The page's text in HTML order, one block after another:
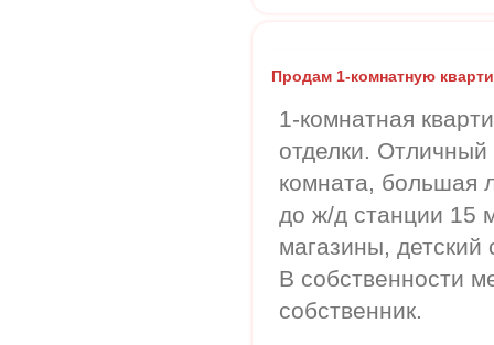
Продам 1-комнатную
1-комнатная
отделки.
комната, большая
до ж/д станции 15
магазины, детский
В собственности
собственник.